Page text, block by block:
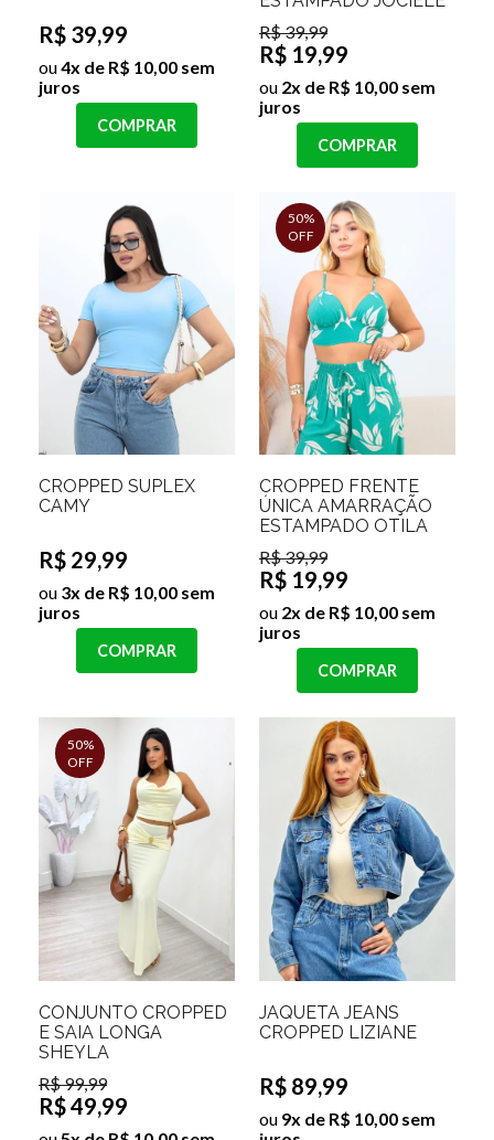
R$ 39,99
ou4x de R$ 10,00 sem
juros
COMPRAR
R$ 39,99
R$ 19,99
ou 2x de R$ 10,00 sem
juros
COMPRAR
CROPPED SUPLEX
CAMY
R$ 29,99
ou 3x de R$ 10,00 sem
juros
COMPRAR
50%
OFF
CROPPED FRENTE
ÚNICA AMARRAÇÃO
ESTAMPADO OTILA
R$ 39,99
R$ 19,99
ou 2x de R$ 10,00 sem
juros
COMPRAR
50%
OFF
CONJUNTO CROPPED
E SAIA LONGA
SHEYLA
R$ 99,99
R$ 49,99
JAQUETA JEANS
CROPPED LIZIANE
R$ 89,99
ou 9x de R$ 10,00 sem